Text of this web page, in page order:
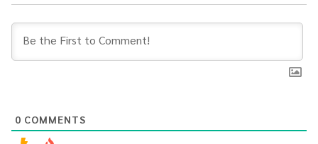
0 COMMENTS